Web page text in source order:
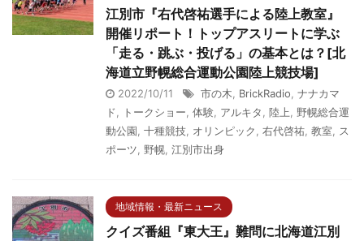
江別市『右代啓祐選手による陸上教室』
開催リポート！トップアスリートに学ぶ
「走る・跳ぶ・投げる」の基本とは？[北
海道立野幌総合運動公園陸上競技場]
2022/10/11 市の木, BrickRadio, ナナカマ
ド, トークショー, 体験, アルキタ, 陸上, 野幌総合運
動公園, 十種競技, オリンピック, 右代啓祐, 教室, ス
ポーツ, 野幌, 江別市出身
地域情報・最新ニュース
クイズ番組『東大王』難問に北海道江別